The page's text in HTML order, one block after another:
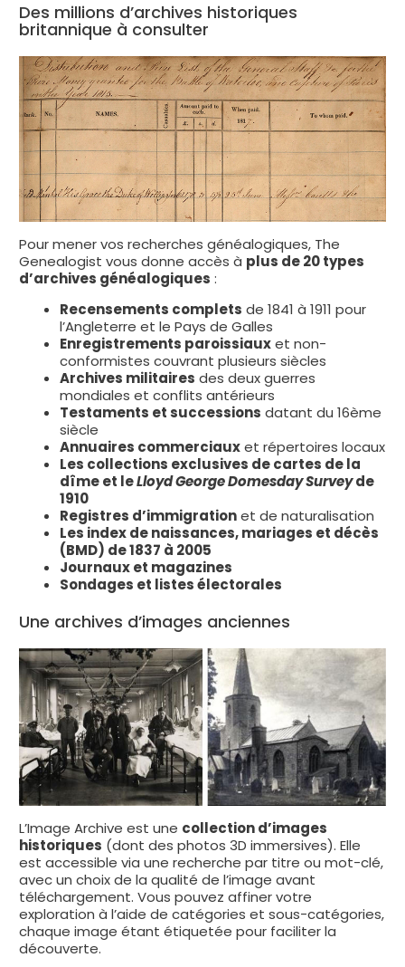
Des millions d’archives historiques
britannique à consulter
Pour mener vos recherches généalogiques, The
Genealogist vous donne accès à plus de 20 types
d’archives généalogiques :
Recensements complets de 1841 à 1911 pour
l’Angleterre et le Pays de Galles
Enregistrements paroissiauxet non-
conformistes couvrant plusieurs siècles
Archives militaires des deux guerres
mondiales et conflits antérieurs
Testaments et successions datant du 16ème
siècle
Annuaires commerciauxet répertoires locaux
Les collections exclusives de cartes de la
dîme et leLloyd George Domesday Surveyde
1910
Registres d’immigrationet de naturalisation
Les index de naissances, mariages et décès
(BMD) de 1837 à 2005
Journaux et magazines
Sondages et listes électorales
Une archives d’images anciennes
L’Image Archive est une collection d’images
historiques (dont des photos 3D immersives). Elle
est accessible via une recherche par titre ou mot-clé,
avec un choix de la qualité de l’image avant
téléchargement. Vous pouvez affiner votre
exploration à l’aide de catégories et sous-catégories,
chaque image étant étiquetée pour faciliter la
découverte.